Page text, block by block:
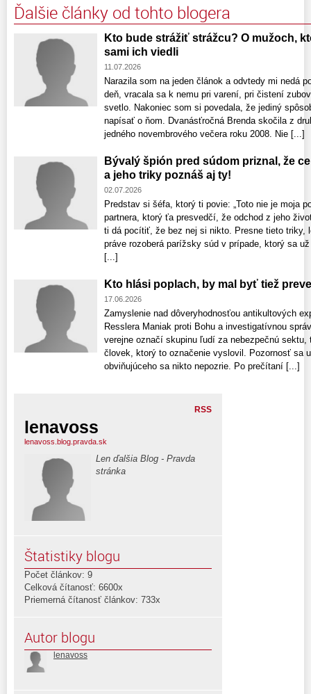
Ďalšie články od tohto blogera
Kto bude strážiť strážcu? O mužoch,
sami ich viedli
11.07.2026
Narazila som na jeden článok a odvtedy mi nedá
deň, vracala sa k nemu pri varení, pri čistení
svetlo. Nakoniec som si povedala, že jediný
napísať o ňom. Dvanásťročná Brenda skočila z
jedného novembrového večera roku 2008. Nie [...]
Bývalý špión pred súdom priznal, že
a jeho triky poznáš aj ty!
02.07.2026
Predstav si šéfa, ktorý ti povie: „Toto nie je moja
partnera, ktorý ťa presvedčí, že odchod z jeho
ti dá pocítiť, že bez nej si nikto. Presne tieto triky,
práve rozoberá parížsky súd v prípade, ktorý sa
[...]
Kto hlási poplach, by mal byť tiež
17.06.2026
Zamyslenie nad dôveryhodnosťou antikultových
Resslera Maniak proti Bohu a investigatívnou
verejne označí skupinu ľudí za nebezpečnú
človek, ktorý to označenie vyslovil. Pozornosť sa
obviňujúceho sa nikto nepozrie. Po prečítaní [...]
RSS
lenavoss
lenavoss.blog.pravda.sk
Len ďalšia Blog - Pravda
stránka
Štatistiky blogu
Počet článkov: 9
Celková čítanosť: 6600x
Priemerná čítanosť článkov: 733x
Autor blogu
lenavoss